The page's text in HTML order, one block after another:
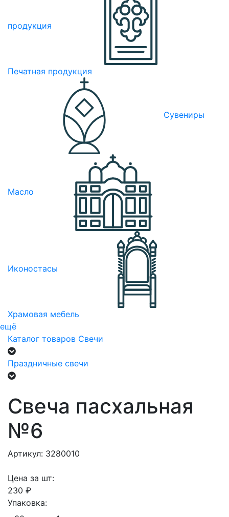
продукция
Печатная продукция
Сувениры
Масло
Иконостасы
Храмовая мебель
ещё
Каталог товаров Свечи
Праздничные свечи
Свеча пасхальная
№6
Артикул: 3280010
Цена за шт:
230 ₽
Упаковка: